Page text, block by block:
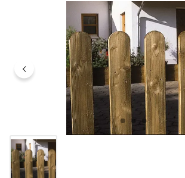
Bildergalerie überspringen